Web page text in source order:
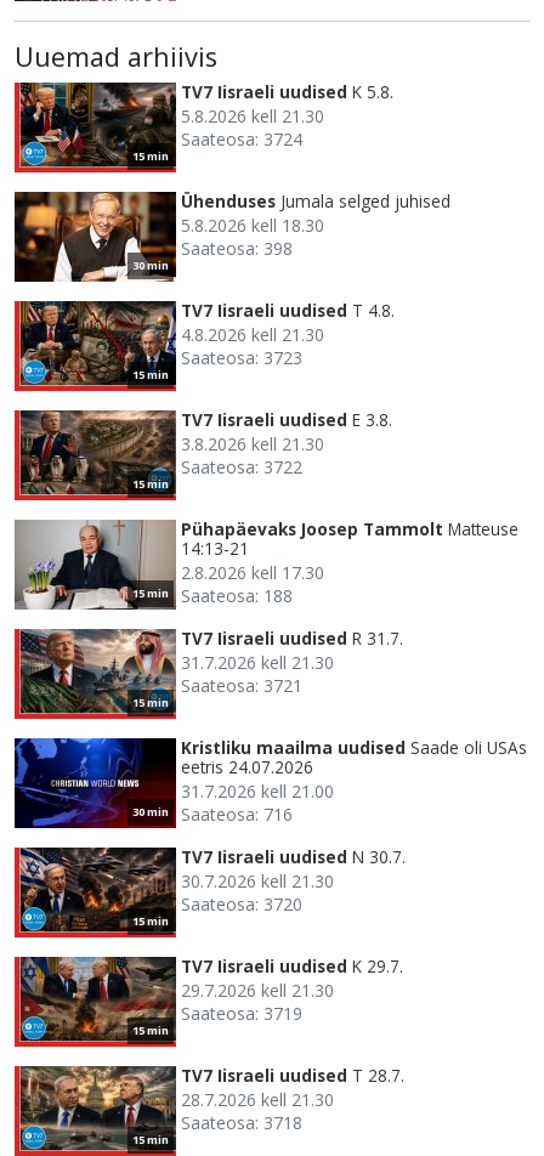
Uuemad arhiivis
15 min
TV7 Iisraeli uudised K 5.8.
5.8.2026 kell 21.30
Saateosa: 3724
30 min
Ühenduses Jumala selged juhised
5.8.2026 kell 18.30
Saateosa: 398
15 min
TV7 Iisraeli uudised T 4.8.
4.8.2026 kell 21.30
Saateosa: 3723
15 min
TV7 Iisraeli uudised E 3.8.
3.8.2026 kell 21.30
Saateosa: 3722
15 min
Pühapäevaks Joosep Tammolt Matteuse
14:13-21
2.8.2026 kell 17.30
Saateosa: 188
15 min
TV7 Iisraeli uudised R 31.7.
31.7.2026 kell 21.30
Saateosa: 3721
30 min
Kristliku maailma uudised Saade oli USAs
eetris 24.07.2026
31.7.2026 kell 21.00
Saateosa: 716
15 min
TV7 Iisraeli uudised N 30.7.
30.7.2026 kell 21.30
Saateosa: 3720
15 min
TV7 Iisraeli uudised K 29.7.
29.7.2026 kell 21.30
Saateosa: 3719
15 min
TV7 Iisraeli uudised T 28.7.
28.7.2026 kell 21.30
Saateosa: 3718